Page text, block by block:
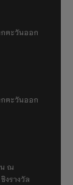
กตะวันออก
กตะวันออก
น ณ
งรางวัล